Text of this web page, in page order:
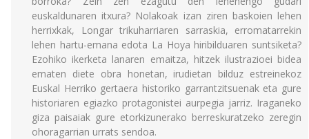
euskaldunaren itxura? Nolakoak izan ziren baskoien lehen
herrixkak, Longar trikuharriaren sarraskia, erromatarrekin
lehen hartu-emana edota La Hoya hiribilduaren suntsiketa?
Ezohiko ikerketa lanaren emaitza, hitzek ilustrazioei bidea
ematen diete obra honetan, irudietan bilduz estreinekoz
Euskal Herriko gertaera historiko garrantzitsuenak eta gure
historiaren egiazko protagonistei aurpegia jarriz. Iraganeko
giza paisaiak gure etorkizunerako berreskuratzeko zeregin
ohoragarrian urrats sendoa.